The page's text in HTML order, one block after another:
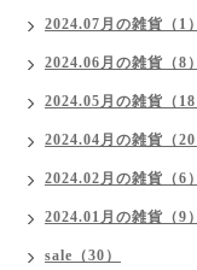
2024.07月の雑貨（1）
2024.06月の雑貨（8）
2024.05月の雑貨（18
2024.04月の雑貨（20
2024.02月の雑貨（6）
2024.01月の雑貨（9）
sale（30）